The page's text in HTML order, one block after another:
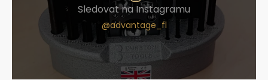
Sledovat na Instagramu